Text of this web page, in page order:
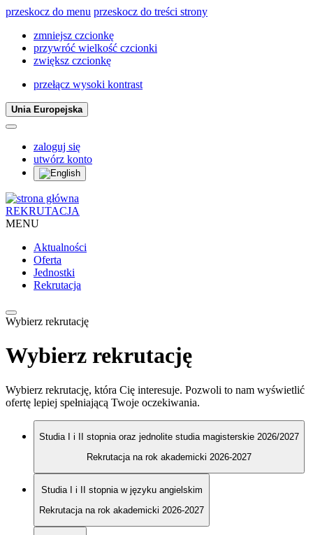
przeskocz do menu przeskocz do treści strony
zmniejsz czcionkę
przywróć wielkość czcionki
zwiększ czcionkę
przełącz wysoki kontrast
Unia Europejska
zaloguj się
utwórz konto
REKRUTACJA
MENU
Aktualności
Oferta
Jednostki
Rekrutacja
Wybierz rekrutację
Wybierz rekrutację
Wybierz rekrutację, która Cię interesuje. Pozwoli to nam wyświetlić
ofertę lepiej spełniającą Twoje oczekiwania.
Studia I i II stopnia oraz jednolite studia magisterskie 2026/2027
Rekrutacja na rok akademicki 2026-2027
Studia I i II stopnia w języku angielskim
Rekrutacja na rok akademicki 2026-2027